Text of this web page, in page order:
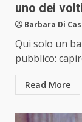
uno dei
Barbara Di
Qui solo un
pubblico:
Read More